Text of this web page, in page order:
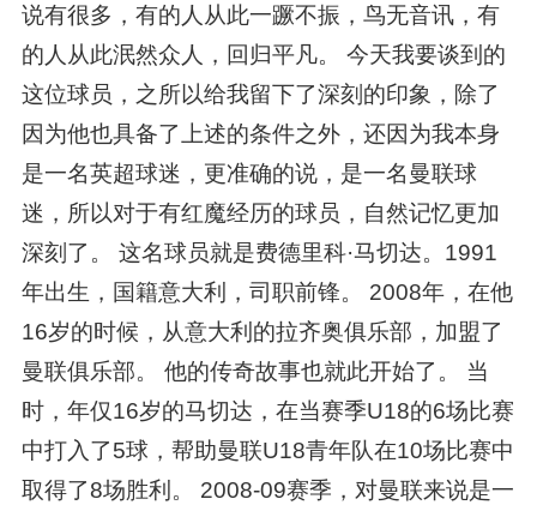
说有很多，有的人从此一蹶不振，鸟无音讯，有
的人从此泯然众人，回归平凡。 今天我要谈到的
这位球员，之所以给我留下了深刻的印象，除了
因为他也具备了上述的条件之外，还因为我本身
是一名英超球迷，更准确的说，是一名曼联球
迷，所以对于有红魔经历的球员，自然记忆更加
深刻了。 这名球员就是费德里科·马切达。1991
年出生，国籍意大利，司职前锋。 2008年，在他
16岁的时候，从意大利的拉齐奥俱乐部，加盟了
曼联俱乐部。 他的传奇故事也就此开始了。 当
时，年仅16岁的马切达，在当赛季U18的6场比赛
中打入了5球，帮助曼联U18青年队在10场比赛中
取得了8场胜利。 2008-09赛季，对曼联来说是一